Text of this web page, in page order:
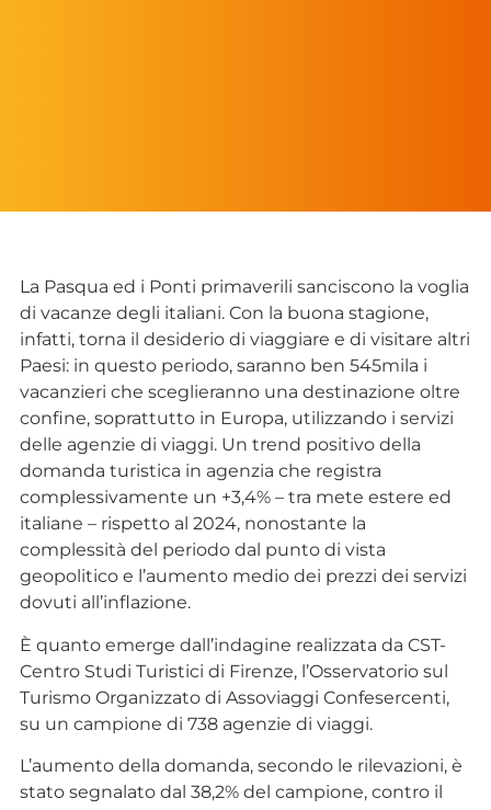
La Pasqua ed i Ponti primaverili sanciscono la voglia
di vacanze degli italiani. Con la buona stagione,
infatti, torna il desiderio di viaggiare e di visitare altri
Paesi: in questo periodo, saranno ben 545mila i
vacanzieri che sceglieranno una destinazione oltre
confine, soprattutto in Europa, utilizzando i servizi
delle agenzie di viaggi. Un trend positivo della
domanda turistica in agenzia che registra
complessivamente un +3,4% – tra mete estere ed
italiane – rispetto al 2024, nonostante la
complessità del periodo dal punto di vista
geopolitico e l’aumento medio dei prezzi dei servizi
dovuti all’inflazione.
È quanto emerge dall’indagine realizzata da CST-
Centro Studi Turistici di Firenze, l’Osservatorio sul
Turismo Organizzato di Assoviaggi Confesercenti,
su un campione di 738 agenzie di viaggi.
L’aumento della domanda, secondo le rilevazioni, è
stato segnalato dal 38,2% del campione, contro il